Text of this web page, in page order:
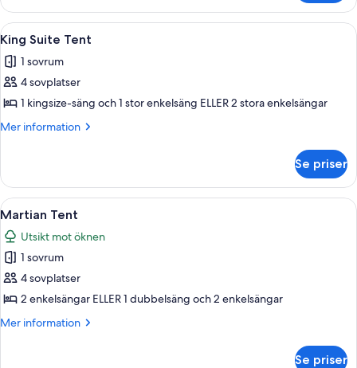
Family
Tent
Öppna
alla
foton
för
King
Suite
Ett rum med en säng, en soffa, ett
6
King Suite Tent
1 sovrum
4 sovplatser
1 kingsize-säng och 1 stor enkelsäng ELLER 2 stora enkelsängar
Mer information
Mer
Suite
Tent
Se priser
Öppna
alla
foton
för
Martian
Tent
Ett rum med två sängar, utsikt över
39
Martian Tent
Utsikt mot öknen
1 sovrum
4 sovplatser
2 enkelsängar ELLER 1 dubbelsäng och 2 enkelsängar
Mer information
Mer
Se priser